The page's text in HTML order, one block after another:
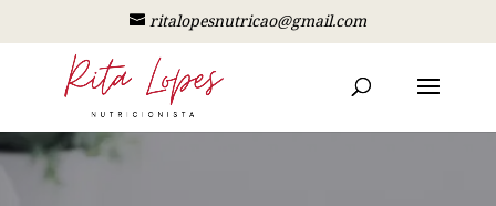
ritalopesnutricao@gmail.com